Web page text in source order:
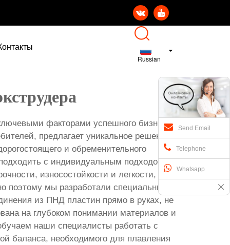
 
Russian
факторами успешного бизнеса.
предлагает уникальное решение для
и обременительного
с индивидуальным подходом,
износостойкости и легкости,
поэтому мы разработали специальный
из ПНД пластин прямо в руках, не
на глубоком понимании материалов и
наши специалисты работать с
баланса, необходимого для плавления
Send Email
Telephone
Whatsapp